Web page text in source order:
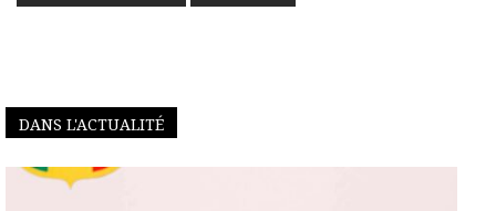
DANS L'ACTUALITÉ